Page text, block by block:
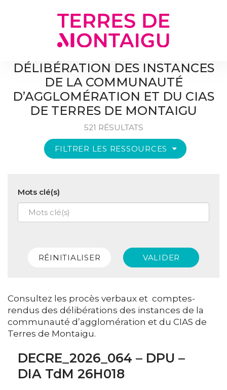
DÉLIBÉRATION DES INSTANCES
DE LA COMMUNAUTÉ
D’AGGLOMÉRATION ET DU CIAS
DE TERRES DE MONTAIGU
521 RÉSULTATS
FILTRER LES RESSOURCES
Mots clé(s)
RÉINITIALISER VALIDER
Consultez les procès verbaux et comptes-
rendus des délibérations des instances de la
communauté d’agglomération et du CIAS de
Terres de Montaigu.
DECRE_2026_064 – DPU –
DIA TdM 26H018